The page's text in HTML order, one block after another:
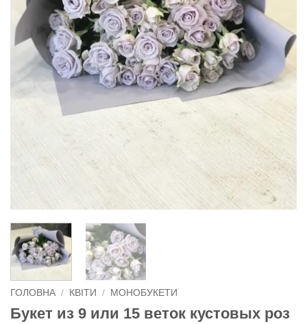
ГОЛОВНА / КВІТИ / МОНОБУКЕТИ
Букет из 9 или 15 веток кустовых роз